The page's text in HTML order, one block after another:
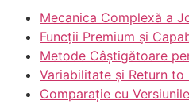
Mecanica Complexă a
Funcții Premium și
Metode Câștigătoare
Variabilitate și Return
Comparație cu